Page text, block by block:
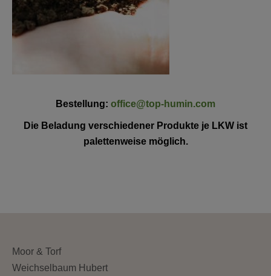
Bestellung: office@top-humin.com
Die Beladung verschiedener Produkte je LKW ist
palettenweise möglich.
Moor & Torf
Weichselbaum Hubert